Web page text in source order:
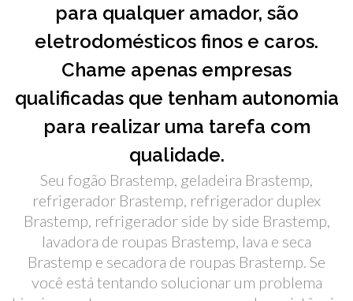
para qualquer amador, são
eletrodomésticos finos e caros.
Chame apenas empresas
qualificadas que tenham autonomia
para realizar uma tarefa com
qualidade.
Seu fogão Brastemp, geladeira Brastemp,
refrigerador Brastemp, refrigerador duplex
Brastemp, refrigerador side by side Brastemp,
lavadora de roupas Brastemp, lava e seca
Brastemp e secadora de roupas Brastemp. Se
você está tentando solucionar um problema